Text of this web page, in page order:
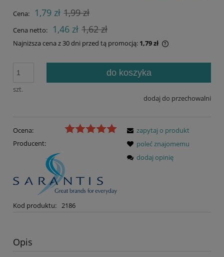
Cena: 1,79 zł 1,99 zł
Cena netto: 1,46 zł 1,62 zł
Najniższa cena z 30 dni przed tą promocją: 1,79 zł
30 dni,
sprzedaży.
szt.
do koszyka
dodaj do przechowalni
Ocena:
Producent:
Kod produktu: 2186
zapytaj o produkt
poleć znajomemu
dodaj opinię
Opis